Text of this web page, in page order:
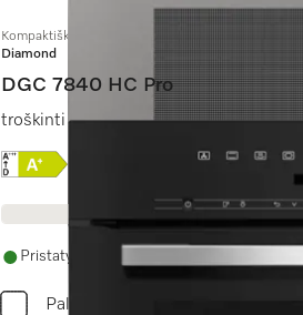
Kompaktiška garinė orkaitė
Diamond
DGC 7840 HC Pro
troškinti garuose, kepti, kepinti, su
Online Label Flag, Energijos
Produkto duomenų lapas
Pristatymas per 14 - 28 dienas
Palyginkite